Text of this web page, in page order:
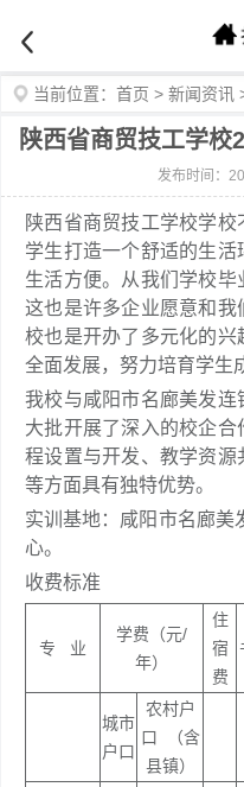
当前位置： 首页 > 新闻资讯
陕西省商贸技工学校
发布时间：
陕西省商贸技工学校学
学生打造一个舒适的生活
生活方便。从我们学校毕
这也是许多企业愿意和
校也是开办了多元化的
全面发展，努力培育学生
我校与咸阳市名廊美发
大批开展了深入的校企
程设置与开发、教学资
等方面具有独特优势。
实训基地：咸阳市名廊美
心。
收费标准
专 业
学费（元/
年）
住
宿
费
城市
户口
农村户
口 （含
县镇）